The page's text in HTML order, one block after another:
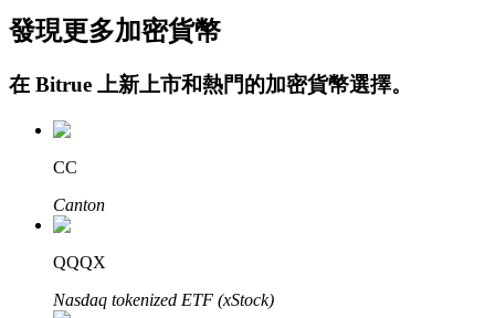
輕鬆獲得多重福利
借貸寶
借貸數字貨幣，及時且安全的服務
發現更多加密貨幣
在 Bitrue 上新上市和熱門的加密貨幣選擇。
CC
Canton
QQQX
Nasdaq tokenized ETF (xStock)